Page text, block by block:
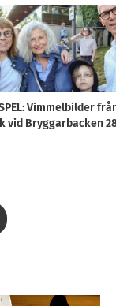
Vimmelbilder
vid Bryggarbacken